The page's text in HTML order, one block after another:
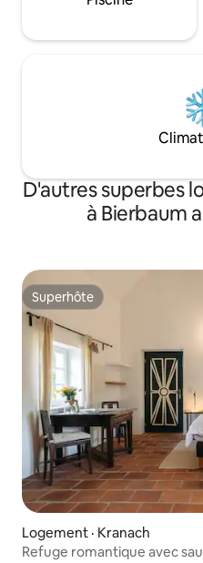
D'autres superbes
à Bierbaum
Superhôte
Superhôte
Logement · Kranach
Refuge romantique avec